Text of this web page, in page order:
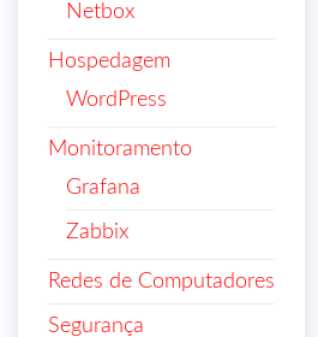
Netbox
Hospedagem
WordPress
Monitoramento
Grafana
Zabbix
Redes de Computadores
Segurança